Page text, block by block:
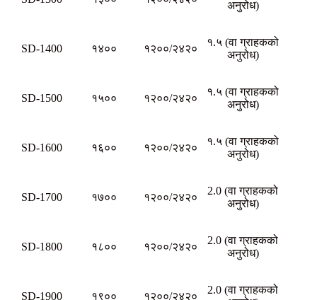
अनुरोध)
SD-1400 १४०० १२००/२४२०
१.५ (वा ग्राहकको
अनुरोध)
SD-1500 १५०० १२००/२४२०
१.५ (वा ग्राहकको
अनुरोध)
SD-1600 १६०० १२००/२४२०
१.५ (वा ग्राहकको
अनुरोध)
SD-1700 १७०० १२००/२४२०
2.0 (वा ग्राहकको
अनुरोध)
SD-1800 १८०० १२००/२४२०
2.0 (वा ग्राहकको
अनुरोध)
SD-1900 १९०० १२००/२४२०
2.0 (वा ग्राहकको